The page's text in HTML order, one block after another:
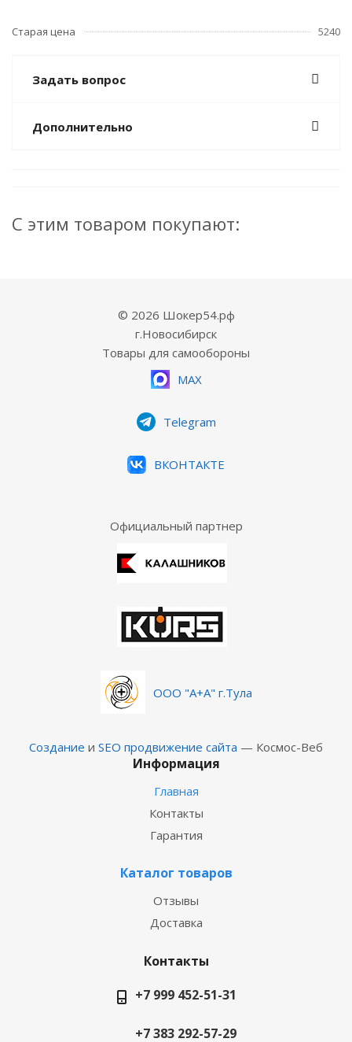
Старая цена 5240
Задать вопрос
Дополнительно
С этим товаром покупают:
© 2026 Шокер54.рф
г.Новосибирск
Товары для самообороны
MAX
Telegram
ВКОНТАКТЕ
Официальный партнер
ООО "А+А" г.Тула
Создание и SEO продвижение сайта — Космос-Веб
Информация
Главная
Контакты
Гарантия
Каталог товаров
Отзывы
Доставка
Контакты
+7 999 452-51-31
+7 383 292-57-29